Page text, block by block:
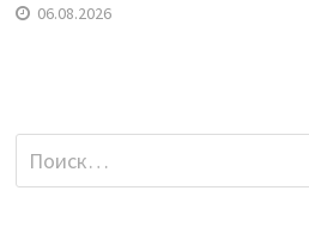
06.08.2026
Найти: